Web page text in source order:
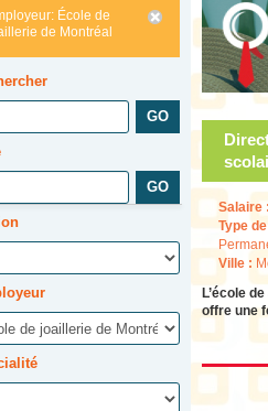
École de
de Montréal
Salaire :
Type
Ville :
L’école
offre une